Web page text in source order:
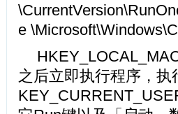
e
之后立即执行程序，